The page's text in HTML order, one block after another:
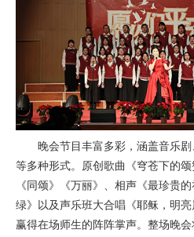
晚会节目丰富多彩，涵盖音乐
等多种形式。原创歌曲《穹苍下的
《同颂》《万丽》、相声《最珍贵
绿》以及声乐班大合唱《耶稣，明亮
赢得在场师生的阵阵掌声。整场晚